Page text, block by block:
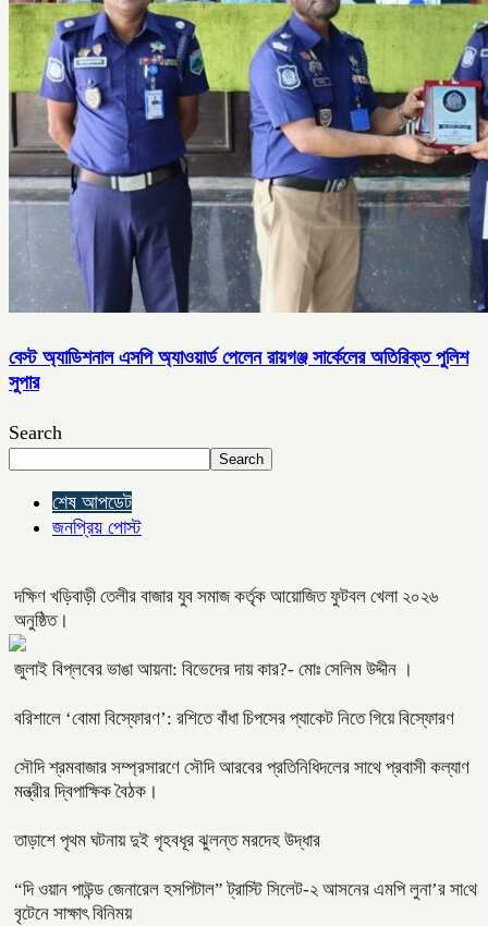
বেস্ট অ্যাডিশনাল এসপি অ্যাওয়ার্ড পেলেন রায়গঞ্জ সার্কেলের অতিরিক্ত পুলিশ
সুপার
Search
Search
শেষ আপডেট
জনপ্রিয় পোস্ট
দক্ষিণ খড়িবাড়ী তেলীর বাজার যুব সমাজ কর্তৃক আয়োজিত ফুটবল খেলা ২০২৬
অনুষ্ঠিত।
জুলাই বিপ্লবের ভাঙা আয়না: বিভেদের দায় কার?- মোঃ সেলিম উদ্দীন ।
বরিশালে ‘বোমা বিস্ফোরণ’: রশিতে বাঁধা চিপসের প্যাকেট নিতে গিয়ে বিস্ফোরণ
সৌদি শ্রমবাজার সম্প্রসারণে সৌদি আরবের প্রতিনিধিদলের সাথে প্রবাসী কল্যাণ
মন্ত্রীর দ্বিপাক্ষিক বৈঠক।
তাড়াশে পৃথম ঘটনায় দুই গৃহবধূর ঝুলন্ত মরদেহ উদ্ধার
“দি ওয়ান পাউন্ড জেনারেল হসপিটাল” ট্রাস্টি সিলেট-২ আসনের এমপি লুনা’র সা‌থে
বৃটেনে সাক্ষাৎ বিনিময়